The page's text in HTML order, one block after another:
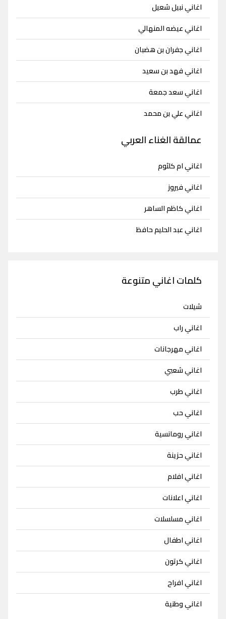
اغاني نبيل شعيل
اغاني عيضه المنهالي
اغاني جفران بن هضبان
اغاني فهد بن سعيد
اغاني سعد جمعة
اغاني علي بن محمد
عمالقة الغناء العربي
اغاني ام كلثوم
اغاني فيروز
اغاني كاظم الساهر
اغاني عبد الحليم حافظ
كلمات اغاني متنوعة
شيلات
اغاني راب
اغاني مهرجانات
اغاني شعبي
اغاني طرب
اغاني حب
اغاني رومانسية
اغاني حزينة
اغاني افلام
اغاني اعلانات
اغاني مسلسلات
اغاني اطفال
اغاني كرتون
اغاني افراح
اغاني وطنية